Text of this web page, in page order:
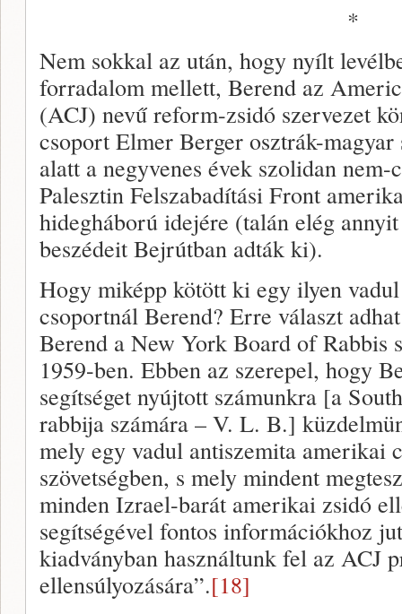
*
Nem sokkal az után, hogy nyílt
forradalom mellett, Berend az
(ACJ) nevű reform-zsidó szervezet
csoport Elmer Berger osztrák-magyar
alatt a negyvenes évek szolidan
Palesztin Felszabadítási Front
hidegháború idejére (talán elég
beszédeit Bejrútban adták ki).
Hogy miképp kötött ki egy ilyen
csoportnál Berend? Erre választ
Berend a New York Board of Rabbis
1959-ben. Ebben az szerepel, hogy
segítséget nyújtott számunkra [a
rabbija számára – V. L. B.]
mely egy vadul antiszemita amerikai
szövetségben, s mely mindent
minden Izrael-barát amerikai zsidó
segítségével fontos információkhoz
kiadványban használtunk fel az ACJ
ellensúlyozására”.[18]